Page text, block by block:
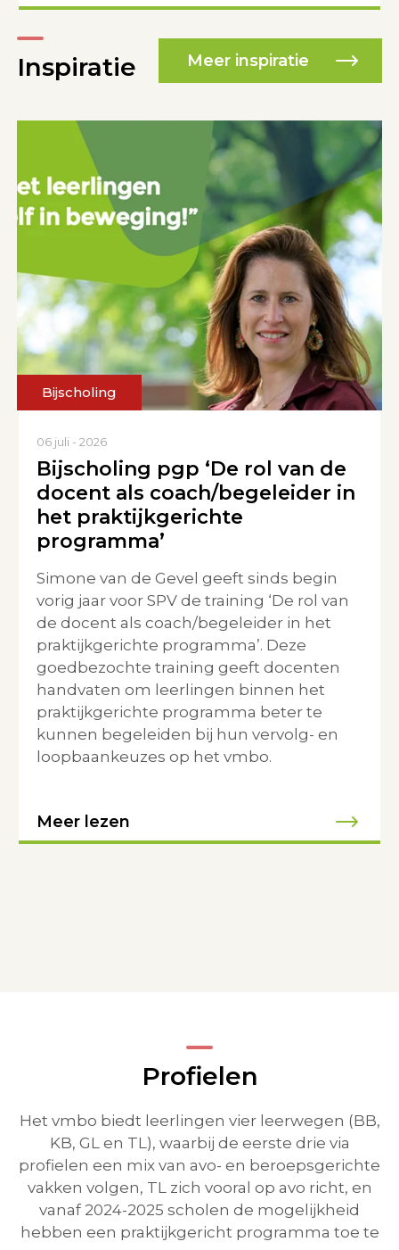
Vmbo-moties roepen op
tot plannen
Meer lezen
Inspiratie Meer inspiratie
Bijscholing
06 juli - 2026
Bijscholing pgp ‘De rol van de
docent als coach/begeleider in
het praktijkgerichte
programma’
Simone van de Gevel geeft sinds begin
vorig jaar voor SPV de training ‘De rol van
de docent als coach/begeleider in het
praktijkgerichte programma’. Deze
goedbezochte training geeft docenten
handvaten om leerlingen binnen het
praktijkgerichte programma beter te
kunnen begeleiden bij hun vervolg- en
loopbaankeuzes op het vmbo.
Meer lezen
Profielen
Het vmbo biedt leerlingen vier leerwegen (BB,
KB, GL en TL), waarbij de eerste drie via
profielen een mix van avo- en beroepsgerichte
vakken volgen, TL zich vooral op avo richt, en
vanaf 2024-2025 scholen de mogelijkheid
hebben een praktijkgericht programma toe te